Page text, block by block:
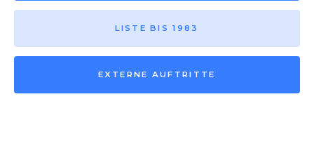
LISTE BIS 1983
EXTERNE AUFTRITTE